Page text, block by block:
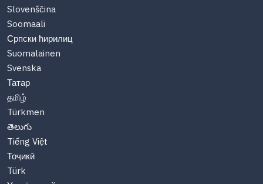
Slovenščina
Soomaali
Српски ћирилиц
Suomalainen
Svenska
Татар
தமிழ்
Türkmen
తెలుగు
Tiếng Việt
Тоҷикӣ
Türk